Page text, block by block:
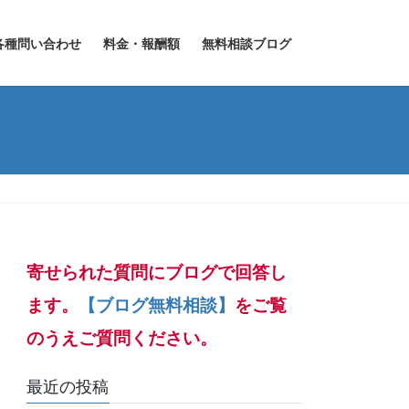
種問い合わせ 料金・報酬額 無料相談ブログ
寄せられた質問にブログで回答し
ます。
【ブログ無料相談】 をご覧
のうえご質問ください。
最近の投稿